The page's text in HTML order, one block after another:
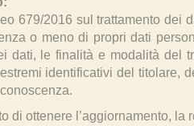
679/2016 sul trattamento
o meno di propri dati
dati, le finalità e modalità del
estremi identificativi del
di ottenere l’aggiornamento,